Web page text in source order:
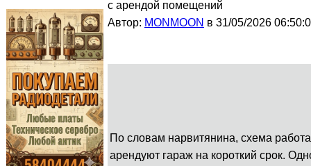
с арендой помещений
Автор: MONMOON в 31/05/2026
По словам нарвитянина, схема
арендуют гараж на короткий срок.